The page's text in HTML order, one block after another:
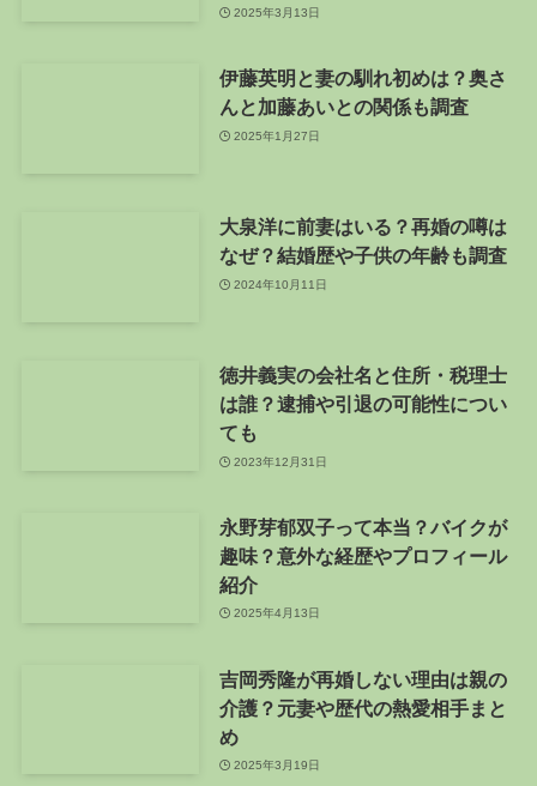
2025年3月13日
伊藤英明と妻の馴れ初めは？奥さ
んと加藤あいとの関係も調査
2025年1月27日
大泉洋に前妻はいる？再婚の噂は
なぜ？結婚歴や子供の年齢も調査
2024年10月11日
徳井義実の会社名と住所・税理士
は誰？逮捕や引退の可能性につい
ても
2023年12月31日
永野芽郁双子って本当？バイクが
趣味？意外な経歴やプロフィール
紹介
2025年4月13日
吉岡秀隆が再婚しない理由は親の
介護？元妻や歴代の熱愛相手まと
め
2025年3月19日